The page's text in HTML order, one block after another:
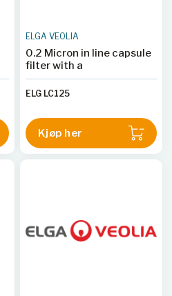
ELGA VEOLIA
0.2 Micron in line capsule
filter with a
ELG LC125
Kjøp her